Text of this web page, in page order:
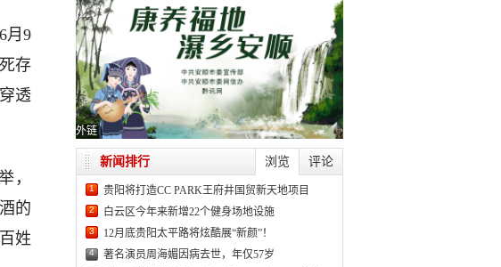
月9
存
透
，
的
姓
外链
浏览 评论
新闻排行
1 贵阳将打造CC PARK王府井国贸新天地项目
2 白云区今年来新增22个健身场地设施
3 12月底贵阳太平路将炫酷展“新颜”！
4 著名演员周海媚因病去世，年仅57岁